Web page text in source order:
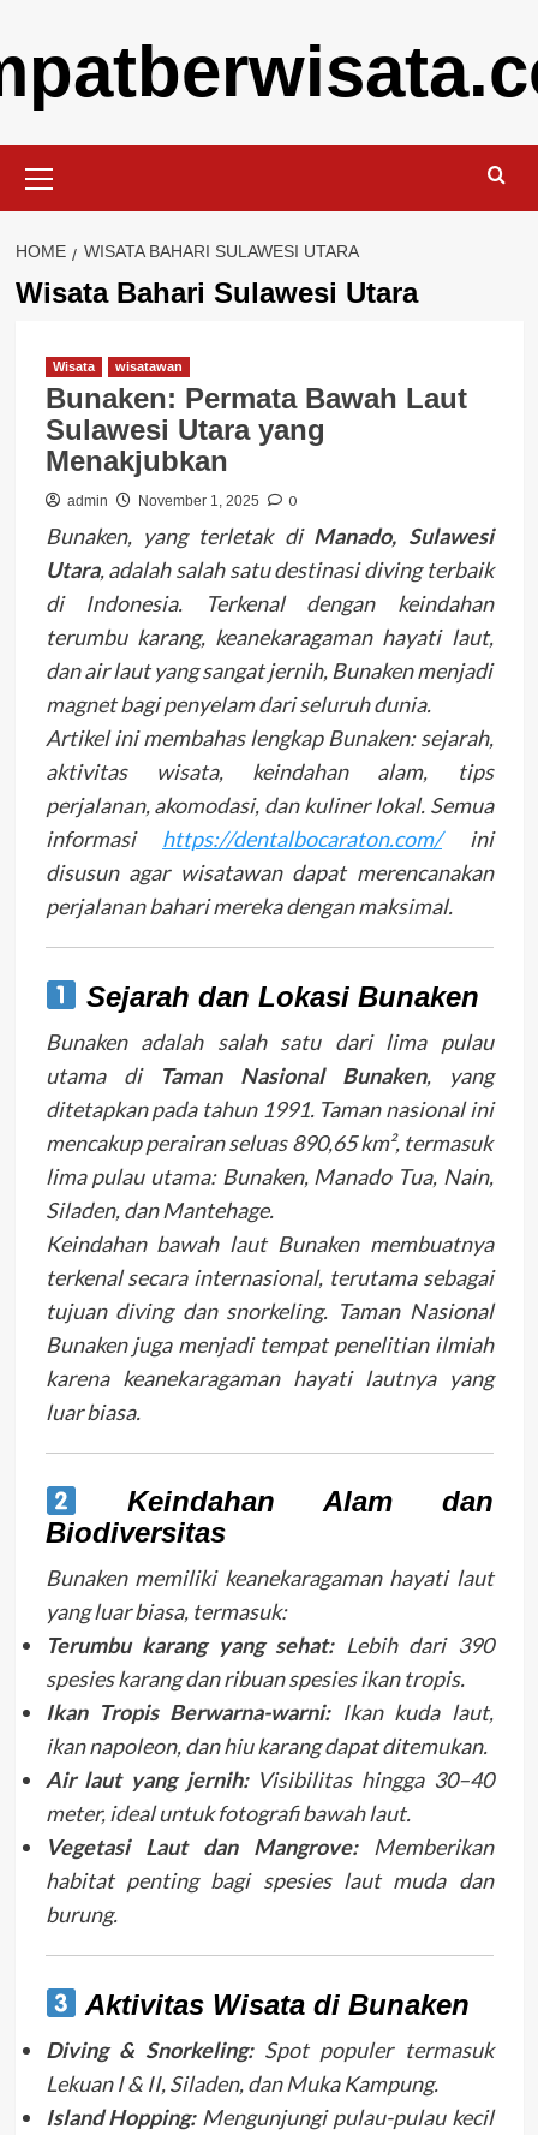
content
Menu
HOME WISATA BAHARI SULAWESI UTARA
Wisata Bahari Sulawesi Utara
Wisata wisatawan
Bunaken: Permata Bawah Laut
Sulawesi Utara yang
Menakjubkan
admin November 1, 2025 0
Bunaken, yang terletak di Manado, Sulawesi
Utara, adalah salah satu destinasi diving terbaik
di Indonesia. Terkenal dengan keindahan
terumbu karang, keanekaragaman hayati laut,
dan air laut yang sangat jernih, Bunaken menjadi
magnet bagi penyelam dari seluruh dunia.
Artikel ini membahas lengkap Bunaken: sejarah,
aktivitas wisata, keindahan alam, tips
perjalanan, akomodasi, dan kuliner lokal. Semua
informasi https://dentalbocaraton.com/ini
disusun agar wisatawan dapat merencanakan
perjalanan bahari mereka dengan maksimal.
Sejarah dan Lokasi Bunaken
Bunaken adalah salah satu dari lima pulau
utama di
Taman Nasional Bunaken, yang
ditetapkan pada tahun 1991. Taman nasional ini
mencakup perairan seluas 890,65 km², termasuk
lima pulau utama: Bunaken, Manado Tua, Nain,
Siladen, dan Mantehage.
Keindahan bawah laut Bunaken membuatnya
terkenal secara internasional, terutama sebagai
tujuan diving dan snorkeling. Taman Nasional
Bunaken juga menjadi tempat penelitian ilmiah
karena keanekaragaman hayati lautnya yang
luar biasa.
Keindahan Alam dan
Biodiversitas
Bunaken memiliki keanekaragaman hayati laut
yang luar biasa, termasuk:
Terumbu karang yang sehat:Lebih dari 390
spesies karang dan ribuan spesies ikan tropis.
Ikan Tropis Berwarna-warni:Ikan kuda laut,
ikan napoleon, dan hiu karang dapat ditemukan.
Air laut yang jernih:Visibilitas hingga 30–40
meter, ideal untuk fotografi bawah laut.
Vegetasi Laut dan Mangrove:Memberikan
habitat penting bagi spesies laut muda dan
burung.
Aktivitas Wisata di Bunaken
Diving & Snorkeling:Spot populer termasuk
Lekuan I & II, Siladen, dan Muka Kampung.
Island Hopping:Mengunjungi pulau-pulau kecil